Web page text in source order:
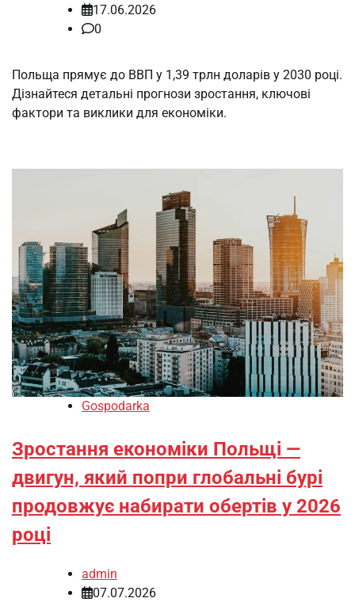
17.06.2026
0
Польща прямує до ВВП у 1,39 трлн доларів у 2030 році.
Дізнайтеся детальні прогнози зростання, ключові
фактори та виклики для економіки.
Gospodarka
Зростання економіки Польщі —
двигун, який попри глобальні бурі
продовжує набирати обертів у 2026
році
admin
07.07.2026